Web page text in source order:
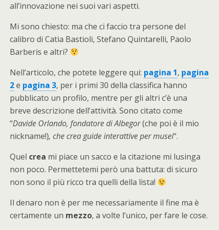
all’innovazione nei suoi vari aspetti.
Mi sono chiesto: ma che ci faccio tra persone del
calibro di Catia Bastioli, Stefano Quintarelli, Paolo
Barberis e altri?
Nell’articolo, che potete leggere qui: pagina 1, pagina
2e pagina 3, per i primi 30 della classifica hanno
pubblicato un profilo, mentre per gli altri c’è una
breve descrizione dell’attività. Sono citato come
“Davide Orlando, fondatore di Albegor(che poi è il mio
nickname!), che crea guide interattive per musei“.
Quel crea mi piace un sacco e la citazione mi lusinga
non poco. Permettetemi però una battuta: di sicuro
non sono il più ricco tra quelli della lista!
Il denaro non è per me necessariamente il fine ma è
certamente un mezzo, a volte l’unico, per fare le cose.